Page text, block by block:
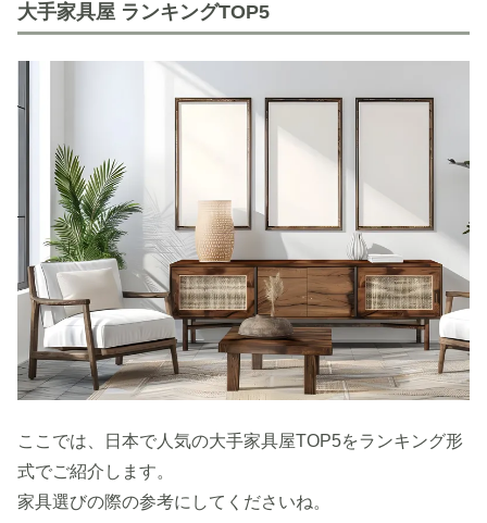
大手家具屋 ランキングTOP5
ここでは、日本で人気の大手家具屋TOP5をランキング形
式でご紹介します。
家具選びの際の参考にしてくださいね。